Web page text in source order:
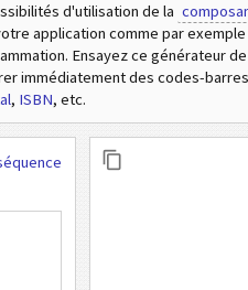
d'utilisation de la
application comme par exemple
Ensayez ce générateur
immédiatement des codes-
, ISBN, etc.